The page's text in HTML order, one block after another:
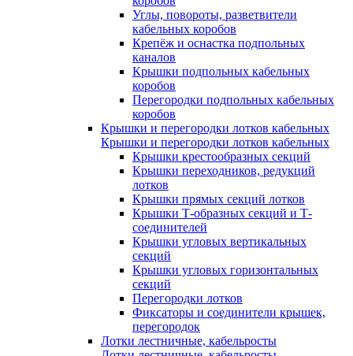
Углы, повороты, разветвители
кабельных коробов
Крепёж и оснастка подпольных
каналов
Крышки подпольных кабельных
коробов
Перегородки подпольных кабельных
коробов
Крышки и перегородки лотков кабельных
Крышки и перегородки лотков кабельных
Крышки крестообразных секций
Крышки переходников, редукций
лотков
Крышки прямых секций лотков
Крышки Т-образных секций и Т-
соединителей
Крышки угловых вертикальных
секций
Крышки угловых горизонтальных
секций
Перегородки лотков
Фиксаторы и соединители крышек,
перегородок
Лотки лестничные, кабельросты